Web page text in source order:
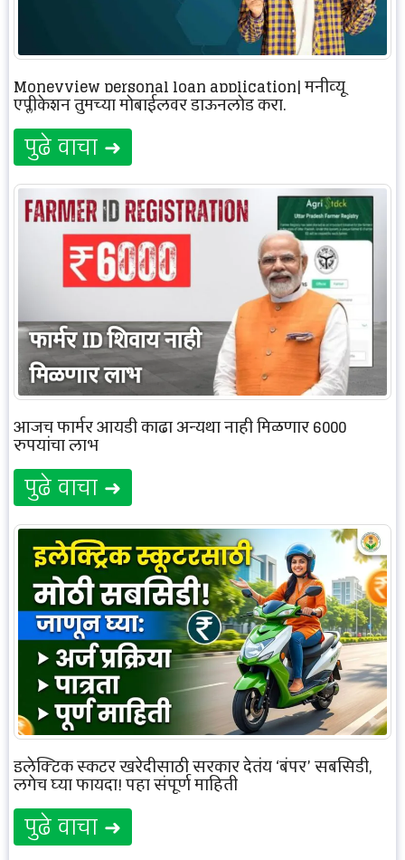
Moneyview personal loan application| मनीव्यू
एप्लीकेशन तुमच्या मोबाईलवर डाऊनलोड करा.
पुढे वाचा ➜
आजच फार्मर आयडी काढा अन्यथा नाही मिळणार 6000
रुपयांचा लाभ
पुढे वाचा ➜
इलेक्ट्रिक स्कूटर खरेदीसाठी सरकार देतंय ‘बंपर’ सबसिडी,
लगेच घ्या फायदा! पहा संपूर्ण माहिती
पुढे वाचा ➜